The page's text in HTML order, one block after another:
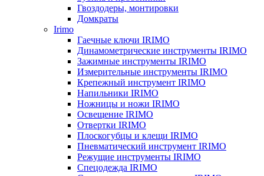
Гвоздодеры, монтировки
Домкраты
Irimo
Гаечные ключи IRIMO
Динамометрические инструменты IRIMO
Зажимные инструменты IRIMO
Измерительные инструменты IRIMO
Крепежный инструмент IRIMO
Напильники IRIMO
Ножницы и ножи IRIMO
Освещение IRIMO
Отвертки IRIMO
Плоскогубцы и клещи IRIMO
Пневматический инструмент IRIMO
Режущие инструменты IRIMO
Спецодежда IRIMO